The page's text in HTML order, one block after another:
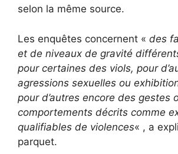
selon la même source.
Les enquêtes concernent « des
et de niveaux de gravité
pour certaines des viols, pour
agressions sexuelles ou
pour d’autres encore des gestes
comportements décrits comme
qualifiables de violences« , a
parquet.